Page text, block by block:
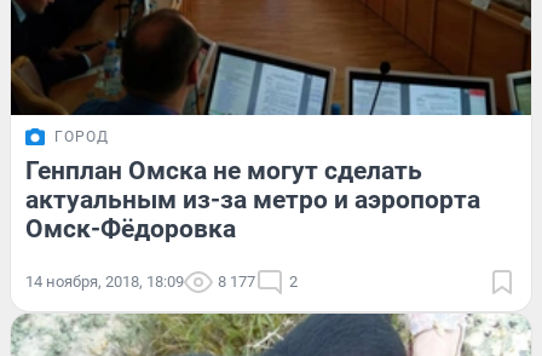
ГОРОД
Генплан Омска не могут сделать
актуальным из-за метро и аэропорта
Омск-Фёдоровка
14 ноября, 2018, 18:09 8 177 2